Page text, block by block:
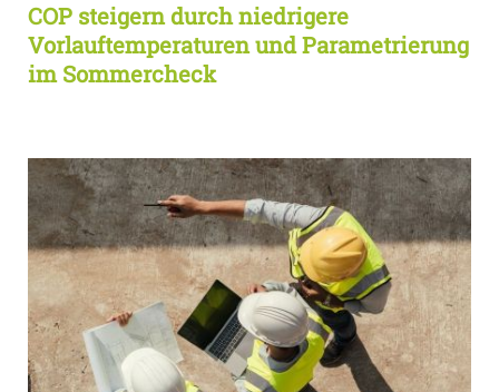
COP steigern durch niedrigere
Vorlauftemperaturen und Parametrierung
im Sommercheck